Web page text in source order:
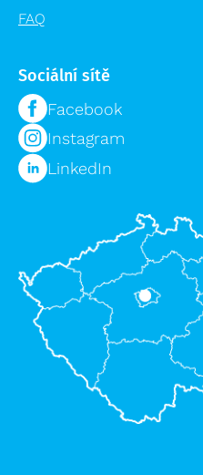
FAQ
Sociální sítě
Facebook
Instagram
LinkedIn